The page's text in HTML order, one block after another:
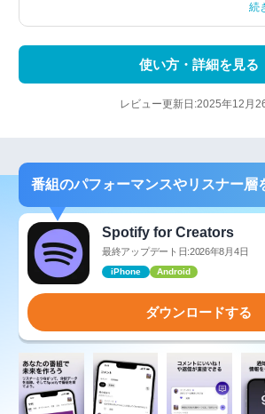
続
使い方・詳細を見る
レビュー更新日:2025年12月
番組のパフォーマンスやリスナー層
Spotify for Creators
最終アップデート日:2026年8月4日
iPhone Android
ダウンロードする